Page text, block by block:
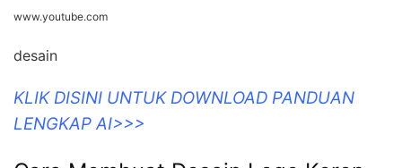
www.youtube.com
desain
KLIK DISINI UNTUK DOWNLOAD PANDUAN
LENGKAP AI>>>